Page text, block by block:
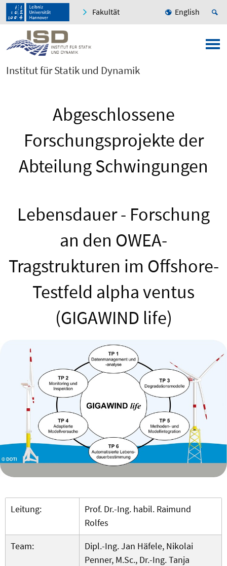
Fakultät English
Institut für Statik und Dynamik
Abgeschlossene
Forschungsprojekte der
Abteilung Schwingungen
Lebensdauer - Forschung
an den OWEA-
Tragstrukturen im Offshore-
Testfeld alpha ventus
(GIGAWIND life)
Leitung:
Prof. Dr.-Ing. habil. Raimund
Rolfes
Team:
Dipl.-Ing. Jan Häfele, Nikolai
Penner, M.Sc., Dr.-Ing. Tanja